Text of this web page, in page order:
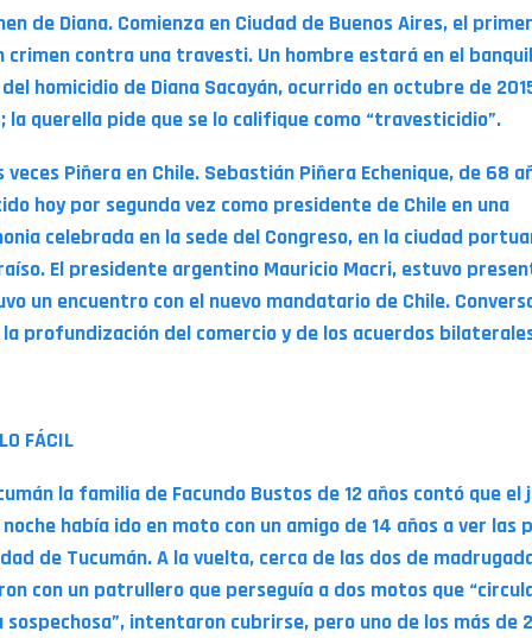
de Diana. Comienza en Ciudad de Buenos Aires, el
crimen contra una travesti. Un hombre estará en el
homicidio de Diana Sacayán, ocurrido en octubre de
la querella pide que se lo califique como “travesticidio”.
veces Piñera en Chile. Sebastián Piñera Echenique, de 68
hoy por segunda vez como presidente de Chile en una
celebrada en la sede del Congreso, en la ciudad
El presidente argentino Mauricio Macri, estuvo
un encuentro con el nuevo mandatario de Chile.
profundización del comercio y de los acuerdos
FÁCIL
la familia de Facundo Bustos de 12 años contó que el
había ido en moto con un amigo de 14 años a ver las
de Tucumán. A la vuelta, cerca de las dos de
con un patrullero que perseguía a dos motos que
intentaron cubrirse, pero uno de los más de